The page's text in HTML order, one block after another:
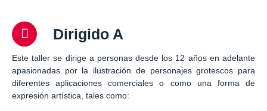
Dirigido A
Este taller se dirige a personas desde los 12 años en adelante
apasionadas por la ilustración de personajes grotescos para
diferentes aplicaciones comerciales o como una forma de
expresión artística, tales como: